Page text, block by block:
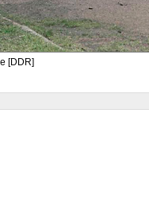
[DDR]